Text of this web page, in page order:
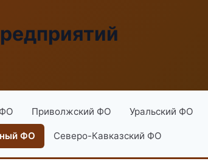
Приволжский ФО Уральский ФО
ФО Северо-Кавказский ФО